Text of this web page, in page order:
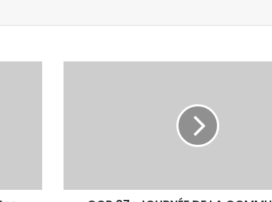
DES